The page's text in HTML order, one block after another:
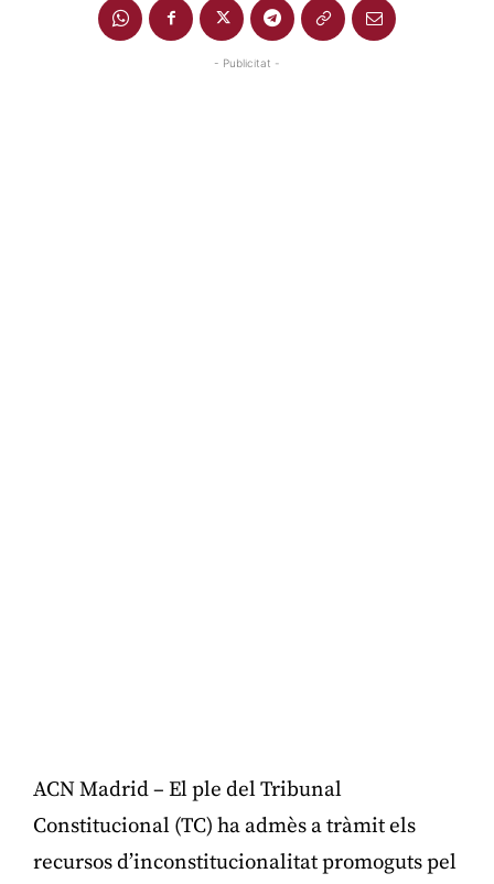
- Publicitat -
ACN Madrid – El ple del Tribunal
Constitucional (TC) ha admès a tràmit els
recursos d’inconstitucionalitat promoguts pel